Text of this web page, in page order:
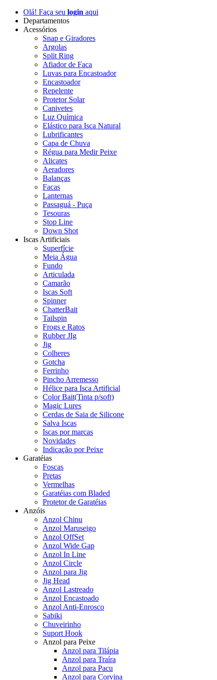
Olá! Faça seu login aqui
Departamentos
Acessórios
Snap e Giradores
Argolas
Split Ring
Afiador de Faca
Luvas para Encastoador
Encastoador
Repelente
Protetor Solar
Canivetes
Luz Química
Elástico para Isca Natural
Lubrificantes
Capa de Chuva
Régua para Medir Peixe
Alicates
Aeradores
Balanças
Facas
Lanternas
Passaguá - Puça
Tesouras
Stop Line
Down Shot
Iscas Artificiais
Superfície
Meia Água
Fundo
Articulada
Camarão
Iscas Soft
Spinner
ChatterBait
Tailspin
Frogs e Ratos
Rubber JIg
Jig
Colheres
Gotcha
Ferrinho
Pincho Arremesso
Hélice para Isca Artificial
Color Bait(Tinta p/soft)
Magic Lures
Cerdas de Saia de Silicone
Salva Iscas
Iscas por marcas
Novidades
Indicação por Peixe
Garatéias
Foscas
Pretas
Vermelhas
Garatéias com Bladed
Protetor de Garatéias
Anzóis
Anzol Chinu
Anzol Maruseigo
Anzol OffSet
Anzol Wide Gap
Anzol In Line
Anzol Circle
Anzol para Jig
Jig Head
Anzol Lastreado
Anzol Encastoado
Anzol Anti-Enrosco
Sabiki
Chuveirinho
Suport Hook
Anzol para Peixe
Anzol para Tilápia
Anzol para Traíra
Anzol para Pacu
Anzol para Corvina